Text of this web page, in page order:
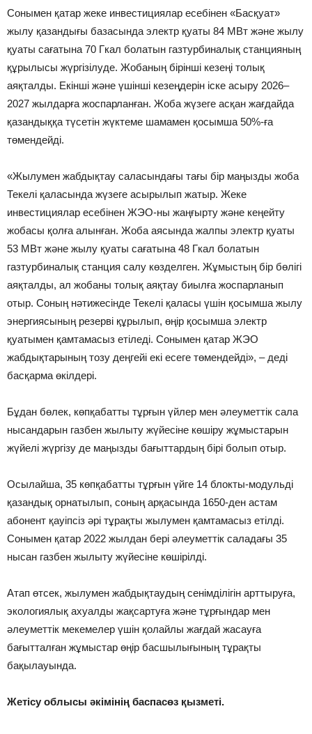
Сонымен қатар жеке инвестициялар есебінен «Басқуат»
жылу қазандығы базасында электр қуаты 84 МВт және жылу
қуаты сағатына 70 Гкал болатын газтурбиналық станцияның
құрылысы жүргізілуде. Жобаның бірінші кезеңі толық
аяқталды. Екінші және үшінші кезеңдерін іске асыру 2026–
2027 жылдарға жоспарланған. Жоба жүзеге асқан жағдайда
қазандыққа түсетін жүктеме шамамен қосымша 50%-ға
төмендейді.
«Жылумен жабдықтау саласындағы тағы бір маңызды жоба
Текелі қаласында жүзеге асырылып жатыр. Жеке
инвестициялар есебінен ЖЭО-ны жаңғырту және кеңейту
жобасы қолға алынған. Жоба аясында жалпы электр қуаты
53 МВт және жылу қуаты сағатына 48 Гкал болатын
газтурбиналық станция салу көзделген. Жұмыстың бір бөлігі
аяқталды, ал жобаны толық аяқтау биылға жоспарланып
отыр. Соның нәтижесінде Текелі қаласы үшін қосымша жылу
энергиясының резерві құрылып, өңір қосымша электр
қуатымен қамтамасыз етіледі. Сонымен қатар ЖЭО
жабдықтарының тозу деңгейі екі есеге төмендейді», – деді
басқарма өкілдері.
Бұдан бөлек, көпқабатты тұрғын үйлер мен әлеуметтік сала
нысандарын газбен жылыту жүйесіне көшіру жұмыстарын
жүйелі жүргізу де маңызды бағыттардың бірі болып отыр.
Осылайша, 35 көпқабатты тұрғын үйге 14 блокты-модульді
қазандық орнатылып, соның арқасында 1650-ден астам
абонент қауіпсіз әрі тұрақты жылумен қамтамасыз етілді.
Сонымен қатар 2022 жылдан бері әлеуметтік саладағы 35
нысан газбен жылыту жүйесіне көшірілді.
Атап өтсек, жылумен жабдықтаудың сенімділігін арттыруға,
экологиялық ахуалды жақсартуға және тұрғындар мен
әлеуметтік мекемелер үшін қолайлы жағдай жасауға
бағытталған жұмыстар өңір басшылығының тұрақты
бақылауында.
Жетісу облысы әкімінің баспасөз қызметі.